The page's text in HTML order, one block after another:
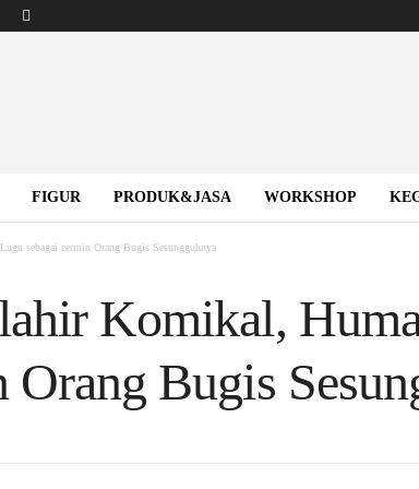
FIGUR PRODUK&JASA WORKSHOP
sebagai cermin Orang Bugis Sesungguhnya
Komikal,
Orang Bugis